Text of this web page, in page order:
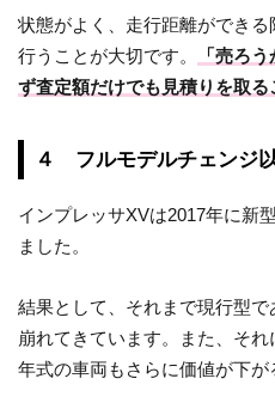
状態がよく、走行距離ができ
行うことが大切です。
「売ろ
ず査定額だけでも見積りを取る
４ フルモデルチェンジ
インプレッサXVは2017年に新
ました。
結果として、それまで現行型
崩れてきています。また、そ
年式の車両もさらに価値が下が